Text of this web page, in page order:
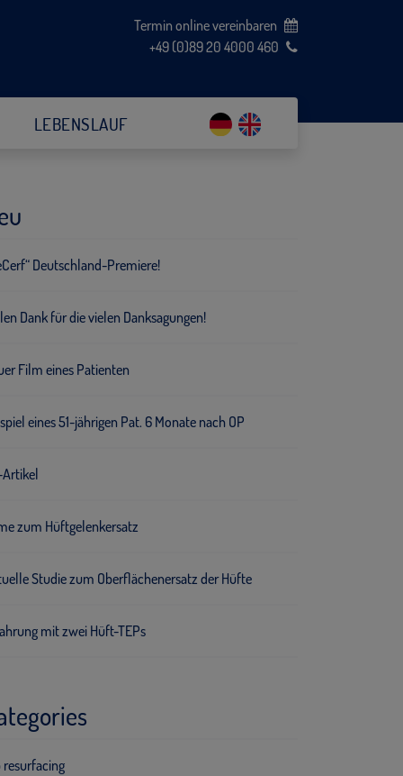
Termin online vereinbaren
+49 (0)89 20 4000 460
LEBENSLAUF
Deutschland-Premiere!
Dank für die vielen Danksagungen!
Film eines Patienten
eines 51-jährigen Pat. 6 Monate nach OP
zum Hüftgelenkersatz
Studie zum Oberflächenersatz der Hüfte
mit zwei Hüft-TEPs
resurfacing